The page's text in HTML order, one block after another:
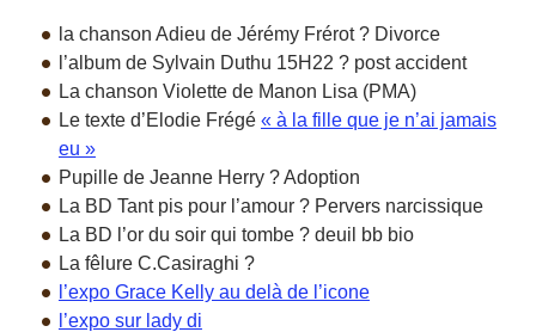
la chanson Adieu de Jérémy Frérot ? Divorce
l’album de Sylvain Duthu 15H22 ? post accident
La chanson Violette de Manon Lisa (PMA)
Le texte d’Elodie Frégé « à la fille que je n’ai jamais
eu »
Pupille de Jeanne Herry ? Adoption
La BD Tant pis pour l’amour ? Pervers narcissique
La BD l’or du soir qui tombe ? deuil bb bio
La fêlure C.Casiraghi ?
l’expo Grace Kelly au delà de l’icone
l’expo sur lady di